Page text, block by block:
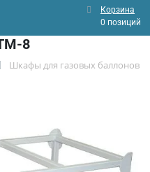
Корзина
0 позиций
8
Шкафы для газовых баллонов